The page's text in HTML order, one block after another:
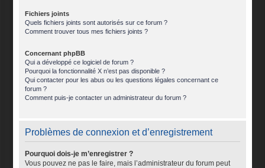
Fichiers joints
Quels fichiers joints sont autorisés sur ce forum ?
Comment trouver tous mes fichiers joints ?
Concernant phpBB
Qui a développé ce logiciel de forum ?
Pourquoi la fonctionnalité X n’est pas disponible ?
Qui contacter pour les abus ou les questions légales concernant ce
forum ?
Comment puis-je contacter un administrateur du forum ?
Problèmes de connexion et d’enregistrement
Pourquoi dois-je m’enregistrer ?
Vous pouvez ne pas le faire, mais l’administrateur du forum peut